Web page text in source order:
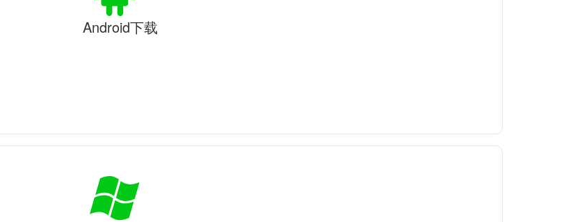
Android下载